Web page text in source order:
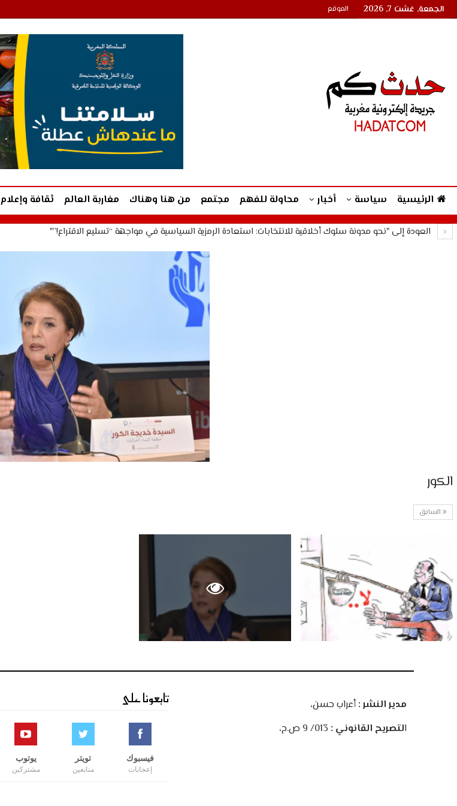
الجمعة, غشت 7, 2026 الموقع
الرئيسية سياسة أخبار محاولة للفهم مجتمع من هنا وهناك مغاربة العالم ثقافة وإعلام
العودة إلى "نحو مدونة سلوك أخلاقية للانتخابات: استعادة الرمزية السياسية في مواجهة “تسليع الاقتراع!”"
الكور
السابق
مدير النشر :أعراب حسن،
التصريح القانوني :
تابعونا على
فيسبوك
إعجابات
تويتر
متابعين
يوتوب
مشتركين